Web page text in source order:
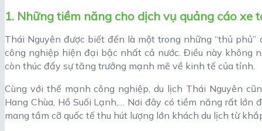
1. Những tiềm năng cho dịch vụ quảng cáo xe
Thái Nguyên được biết đến là một trong những “thủ
công nghiệp hiện đại bậc nhất cả nước. Điều này không
còn thúc đẩy sự tăng trưởng mạnh mẽ về kinh tế của tỉnh.
Cùng với thế mạnh công nghiệp, du lịch Thái Nguyên
Hang Chùa, Hồ Suối Lạnh,… Nơi đây có tiềm năng rất
mang tầm cỡ quốc tế thu hút lượng lớn khách du lịch từ